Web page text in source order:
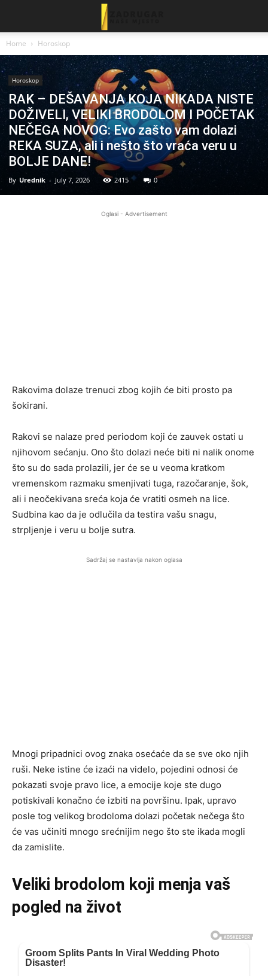
Home Horoskop
Horoskop
RAK – DEŠAVANJA KOJA NIKADA NISTE
DOŽIVELI, VELIKI BRODOLOM I POČETAK
NEČEGA NOVOG: Evo zašto vam dolazi
REKA SUZA, ali i nešto što vraća veru u
BOLJE DANE!
By Urednik - July 7, 2026 2415 0
Oglasi - Advertisement
Rakovima dolaze trenuci zbog kojih će biti prosto pa
šokirani.
Rakovi se nalaze pred periodom koji će zauvek ostati u
njihovom sećanju. Ono što dolazi neće biti ni nalik onome
što su do sada prolazili, jer će se u veoma kratkom
vremenskom razmaku smenjivati tuga, razočaranje, šok,
ali i neočekivana sreća koja će vratiti osmeh na lice.
Sudbina kao da je odlučila da testira vašu snagu,
strpljenje i veru u bolje sutra.
Sadržaj se nastavlja nakon oglasa
Mnogi pripadnici ovog znaka osećaće da se sve oko njih
ruši. Neke istine će izaći na videlo, pojedini odnosi će
pokazati svoje pravo lice, a emocije koje ste dugo
potiskivali konačno će izbiti na površinu. Ipak, upravo
posle tog velikog brodoloma dolazi početak nečega što
će vas učiniti mnogo srećnijim nego što ste ikada mogli
da zamislite.
Veliki brodolom koji menja vaš
pogled na život